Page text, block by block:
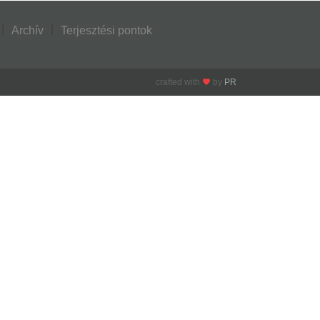
Archív Terjesztési pontok
crafted with by PR